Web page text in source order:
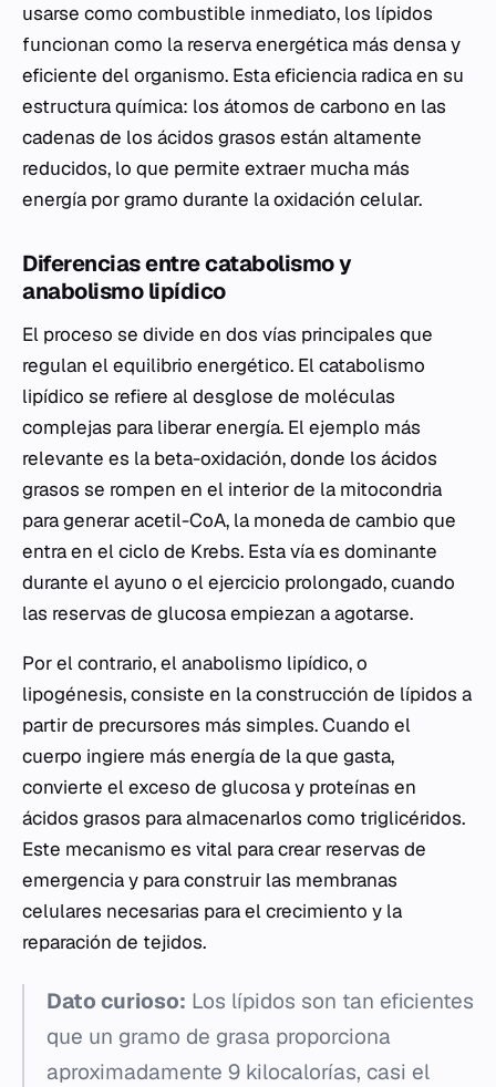
usarse como combustible inmediato, los lípidos
funcionan como la reserva energética más densa y
eficiente del organismo. Esta eficiencia radica en su
estructura química: los átomos de carbono en las
cadenas de los ácidos grasos están altamente
reducidos, lo que permite extraer mucha más
energía por gramo durante la oxidación celular.
Diferencias entre catabolismo y
anabolismo lipídico
El proceso se divide en dos vías principales que
regulan el equilibrio energético. El catabolismo
lipídico se refiere al desglose de moléculas
complejas para liberar energía. El ejemplo más
relevante es la beta-oxidación, donde los ácidos
grasos se rompen en el interior de la mitocondria
para generar acetil-CoA, la moneda de cambio que
entra en el ciclo de Krebs. Esta vía es dominante
durante el ayuno o el ejercicio prolongado, cuando
las reservas de glucosa empiezan a agotarse.
Por el contrario, el anabolismo lipídico, o
lipogénesis, consiste en la construcción de lípidos a
partir de precursores más simples. Cuando el
cuerpo ingiere más energía de la que gasta,
convierte el exceso de glucosa y proteínas en
ácidos grasos para almacenarlos como triglicéridos.
Este mecanismo es vital para crear reservas de
emergencia y para construir las membranas
celulares necesarias para el crecimiento y la
reparación de tejidos.
Dato curioso: Los lípidos son tan eficientes
que un gramo de grasa proporciona
aproximadamente 9 kilocalorías, casi el